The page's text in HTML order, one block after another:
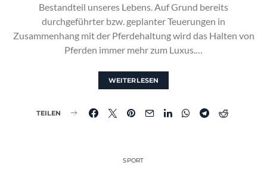
Bestandteil unseres Lebens. Auf Grund bereits
durchgeführter bzw. geplanter Teuerungen in
Zusammenhang mit der Pferdehaltung wird das Halten von
Pferden immer mehr zum Luxus.…
WEITERLESEN
TEILEN
SPORT